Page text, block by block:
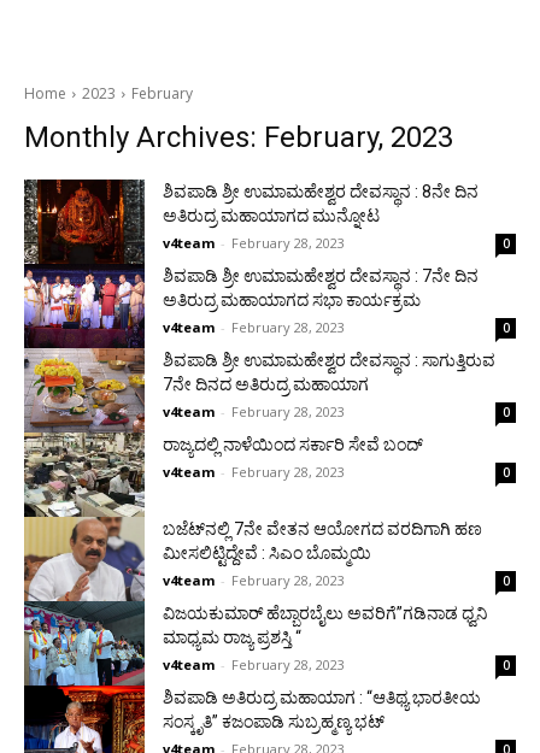
Home 2023 February
Monthly Archives: February, 2023
ಶಿವಪಾಡಿ ಶ್ರೀ ಉಮಾಮಹೇಶ್ವರ ದೇವಸ್ಥಾನ : 8ನೇ ದಿನ
ಅತಿರುದ್ರ ಮಹಾಯಾಗದ ಮುನ್ನೋಟ
v4team - February 28, 2023 0
ಶಿವಪಾಡಿ ಶ್ರೀ ಉಮಾಮಹೇಶ್ವರ ದೇವಸ್ಥಾನ : 7ನೇ ದಿನ
ಅತಿರುದ್ರ ಮಹಾಯಾಗದ ಸಭಾ ಕಾರ್ಯಕ್ರಮ
v4team - February 28, 2023 0
ಶಿವಪಾಡಿ ಶ್ರೀ ಉಮಾಮಹೇಶ್ವರ ದೇವಸ್ಥಾನ : ಸಾಗುತ್ತಿರುವ
7ನೇ ದಿನದ ಅತಿರುದ್ರ ಮಹಾಯಾಗ
v4team - February 28, 2023 0
ರಾಜ್ಯದಲ್ಲಿ ನಾಳೆಯಿಂದ ಸರ್ಕಾರಿ ಸೇವೆ ಬಂದ್
v4team - February 28, 2023 0
ಬಜೆಟ್‌ನಲ್ಲಿ 7ನೇ ವೇತನ ಆಯೋಗದ ವರದಿಗಾಗಿ ಹಣ
ಮೀಸಲಿಟ್ಟಿದ್ದೇವೆ : ಸಿಎಂ ಬೊಮ್ಮಯಿ
v4team - February 28, 2023 0
ವಿಜಯಕುಮಾರ್ ಹೆಬ್ಬಾರಬೈಲು ಅವರಿಗೆ”ಗಡಿನಾಡ ಧ್ವನಿ
ಮಾಧ್ಯಮ ರಾಜ್ಯ ಪ್ರಶಸ್ತಿ “
v4team - February 28, 2023 0
ಶಿವಪಾಡಿ ಅತಿರುದ್ರ ಮಹಾಯಾಗ : “ಆತಿಥ್ಯ ಭಾರತೀಯ
ಸಂಸ್ಕೃತಿ” ಕಜಂಪಾಡಿ ಸುಬ್ರಹ್ಮಣ್ಯ ಭಟ್
v4team - February 28, 2023